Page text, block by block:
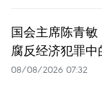
国会主席陈青
腐反经济犯罪中
08/08/2026 07:32